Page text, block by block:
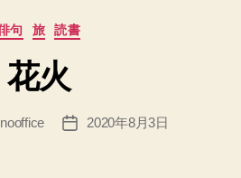
あ
の
ブ
グ
カ
ゴ
リ
句 旅 読書
花火
投
2020年8月3日